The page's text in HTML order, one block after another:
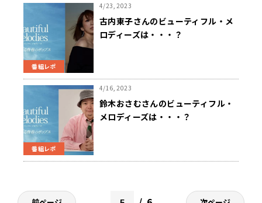
番組レポ
4/23, 2023
古内東子さんのビューティフル・メ
ロディーズは・・・？
番組レポ
4/16, 2023
鈴木おさむさんのビューティフル・
メロディーズは・・・？